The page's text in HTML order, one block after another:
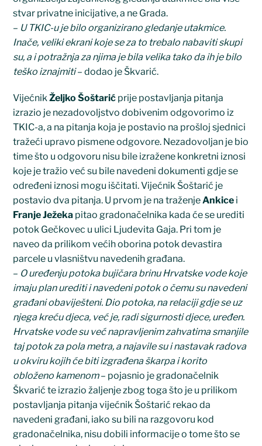
stvar privatne inicijative, a ne Grada.
– U TKIC-u je bilo organizirano gledanje utakmice.
Inače, veliki ekrani koje se za to trebalo nabaviti skupi
su, a i potražnja za njima je bila velika tako da ih je bilo
teško iznajmiti– dodao je Škvarić.
VijećnikŽeljko Šoštarić prije postavljanja pitanja
izrazio je nezadovoljstvo dobivenim odgovorimo iz
TKIC-a, a na pitanja koja je postavio na prošloj sjednici
tražeći upravo pismene odgovore. Nezadovoljan je bio
time što u odgovoru nisu bile izražene konkretni iznosi
koje je tražio već su bile navedeni dokumenti gdje se
određeni iznosi mogu iščitati. Vijećnik Šoštarić je
postavio dva pitanja. U prvom je na traženje Ankice i
Franje Ježeka pitao gradonačelnika kada će se urediti
potok Gečkovec u ulici Ljudevita Gaja. Pri tom je
naveo da prilikom većih oborina potok devastira
parcele u vlasništvu navedenih građana.
– O uređenju potoka bujičara brinu Hrvatske vode koje
imaju plan urediti i navedeni potok o čemu su navedeni
građani obaviješteni. Dio potoka, na relaciji gdje se uz
njega kreću djeca, već je, radi sigurnosti djece, uređen.
Hrvatske vode su već napravljenim zahvatima smanjile
taj potok za pola metra, a najavile su i nastavak radova
u okviru kojih će biti izgrađena škarpa i korito
obloženo kamenom– pojasnio je gradonačelnik
Škvarić te izrazio žaljenje zbog toga što je u prilikom
postavljanja pitanja vijećnik Šoštarić rekao da
navedeni građani, iako su bili na razgovoru kod
gradonačelnika, nisu dobili informacije o tome što se